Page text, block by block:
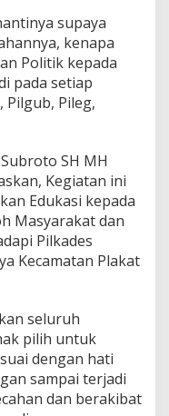
supaya
kenapa
Politik kepada
pada setiap
Pilgub, Pileg,
SH MH
Kegiatan ini
Edukasi kepada
Masyarakat dan
Pilkades
Kecamatan Plakat
seluruh
pilih untuk
dengan hati
sampai terjadi
dan berakibat